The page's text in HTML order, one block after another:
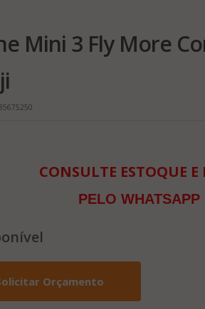
Mini 3 Fly More
CONSULTE ESTOQUE
PELO
Orçamento